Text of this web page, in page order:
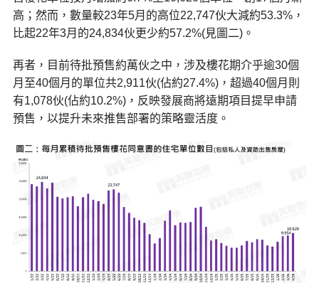
高；然而，數量較23年5月的高位22,747伙大減約53.3%，
比起22年3月的24,834伙更少約57.2%(見圖二)。
再者，目前待批預售約萬伙之中，涉及樓花期介乎逾30個
月至40個月的單位共2,911伙(佔約27.4%)，超過40個月則
有1,078伙(佔約10.2%)，反映發展商將遠期項目提早申請
預售，以提升未來推售部署的策略靈活度。